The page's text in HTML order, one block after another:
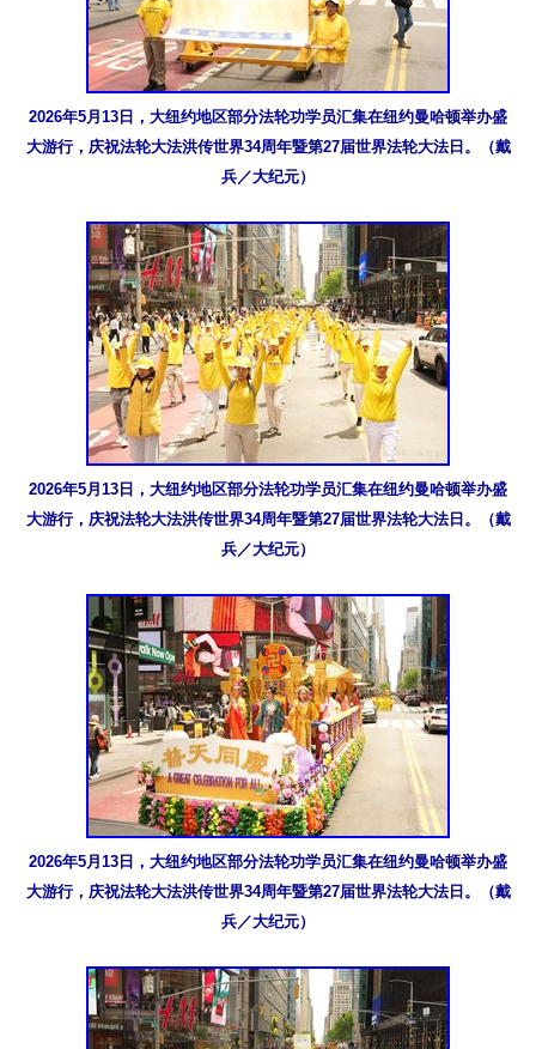
2026年5月13日，大纽约地区部分法轮功学员汇集在纽约曼哈顿举办盛
大游行，庆祝法轮大法洪传世界34周年暨第27届世界法轮大法日。（戴
兵／大纪元）
2026年5月13日，大纽约地区部分法轮功学员汇集在纽约曼哈顿举办盛
大游行，庆祝法轮大法洪传世界34周年暨第27届世界法轮大法日。（戴
兵／大纪元）
2026年5月13日，大纽约地区部分法轮功学员汇集在纽约曼哈顿举办盛
大游行，庆祝法轮大法洪传世界34周年暨第27届世界法轮大法日。（戴
兵／大纪元）